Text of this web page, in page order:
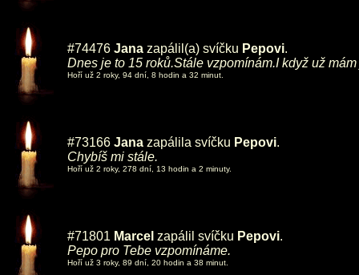
#74476 Jana zapálil(a) svíčku Pepovi.
Dnes je to 15 roků.Stále vzpomínám.I když už
Hoří už 2 roky, 94 dní, 8 hodin a 32 minut.
#73166 Jana zapálila svíčku Pepovi.
Chybíš mi stále.
Hoří už 2 roky, 278 dní, 13 hodin a 2 minuty.
#71801 Marcel zapálil svíčku Pepovi.
Pepo pro Tebe vzpomínáme.
Hoří už 3 roky, 89 dní, 20 hodin a 38 minut.